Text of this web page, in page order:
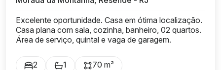
Excelente oportunidade. Casa em ótima localização.
Casa plana com sala, cozinha, banheiro, 02 quartos.
Área de serviço, quintal e vaga de garagem.
2 1 70 m²